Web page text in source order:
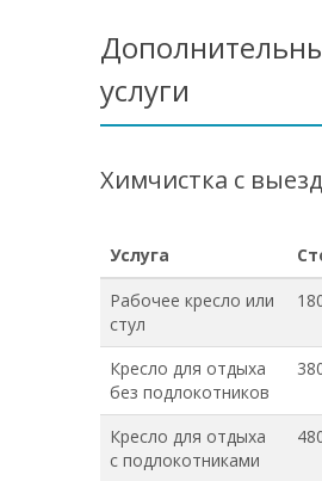
услуги
Химчистка с
Услуга
Рабочее кресло или
стул
Кресло для отдыха
без подлокотников
Кресло для отдыха
с подлокотниками